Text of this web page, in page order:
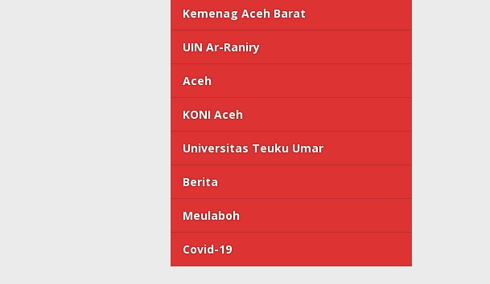
Kemenag Aceh Barat
UIN Ar-Raniry
Aceh
KONI Aceh
Universitas Teuku Umar
Berita
Meulaboh
Covid-19